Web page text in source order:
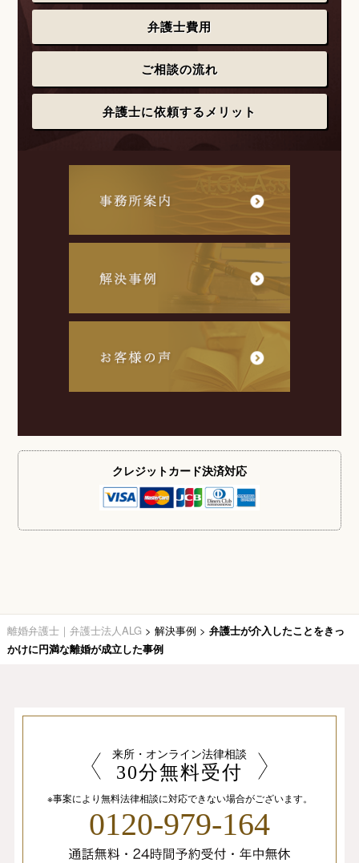
弁護士費用
ご相談の流れ
弁護士に依頼するメリット
クレジットカード決済対応
離婚弁護士｜弁護士法人ALG > 解決事例 > 弁護士が介入したことをきっ
かけに円満な離婚が成立した事例
来所・オンライン法律相談
30分無料受付
※事案により無料法律相談に対応できない場合がございます。
0120-979-164